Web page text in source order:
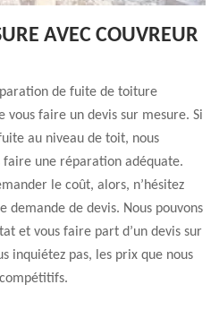
AVEC COUVREUR
de fuite de toiture
vous faire un devis sur mesure. Si
au niveau de toit, nous
une réparation adéquate.
le coût, alors, n’hésitez
demande de devis. Nous pouvons
et vous faire part d’un devis sur
inquiétez pas, les prix que nous